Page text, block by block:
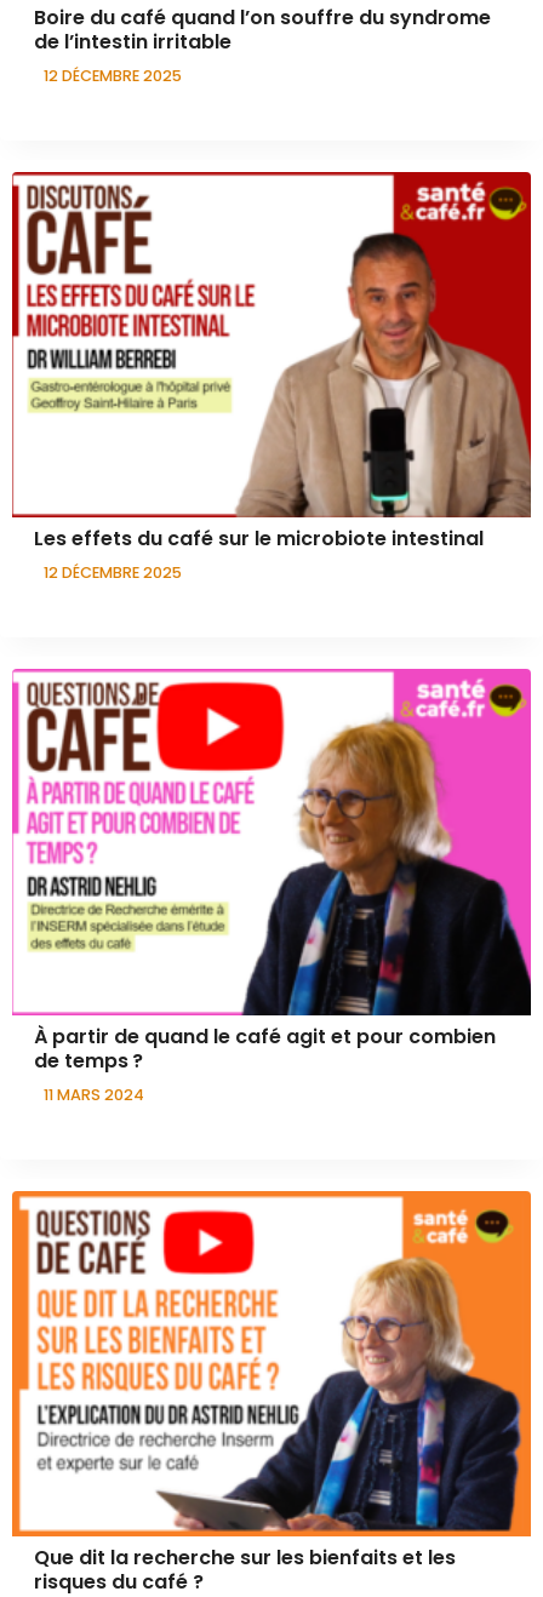
Boire du café quand l’on souffre du syndrome
de l’intestin irritable
12 DÉCEMBRE 2025
Les effets du café sur le microbiote intestinal
12 DÉCEMBRE 2025
À partir de quand le café agit et pour combien
de temps ?
11 MARS 2024
Que dit la recherche sur les bienfaits et les
risques du café ?